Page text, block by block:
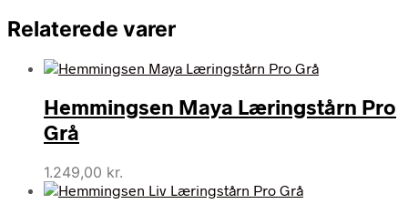
Relaterede varer
Hemmingsen Maya Læringstårn Pro
Grå
1.249,00 kr.